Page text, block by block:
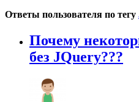
Ответы пользователя по тегу
Почему
без JQuery???